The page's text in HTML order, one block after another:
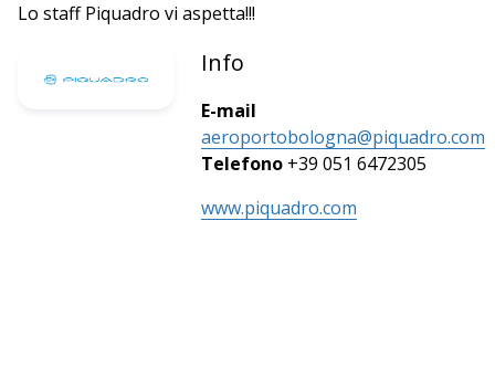
Lo staff Piquadro vi aspetta!!!
Info
E-mail
aeroportobologna@piquadro.com
Telefono +39 051 6472305
www.piquadro.com